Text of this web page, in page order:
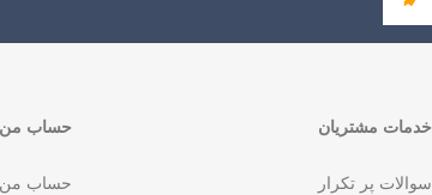
خدمات مشتریان
سوالات پر تکرار
حساب من
حساب من